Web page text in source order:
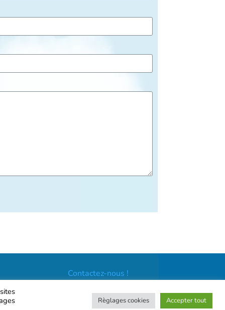
Contactez-nous !
Règlages cookies Accepter tout